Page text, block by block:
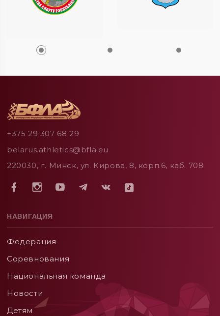
+375 29 307 68 29
belarus.athletics@bfla.eu
220030, г. Минск, ул. Кирова, 8, корп.6, каб. 708.
НАВИГАЦИЯ
Федерация
Соревнования
Национальная команда
Новости
Детям